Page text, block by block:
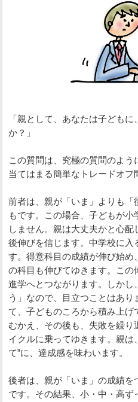
「親として、あなたは子ども
か？」
この質問は、究極の質問のよ
当てはまる簡単なトレードオフ
前者は、親が「いま」よりも
もです。この場合、子どもが
しません。親は大丈夫かと心
後伸びを信じます。中学校に入
す。得意科目の成績が伸び始
の科目も伸びてゆきます。こ
進学へとつながります。しかし
う」なので、目立つことはあ
て、子どものころから積み上げ
むかえ、その後も、失敗を繰り
イクルに乗ってゆきます。親は
て”に、達成感を味わいます。
後者は、親が「いま」の成績を
です。その結果、小・中・高